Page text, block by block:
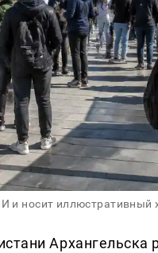
и носит иллюстративный
Архангельска